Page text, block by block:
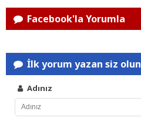
Facebook'la Yorumla
İlk yorum yazan siz olun
Adınız